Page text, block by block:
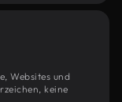
Websites und
keine